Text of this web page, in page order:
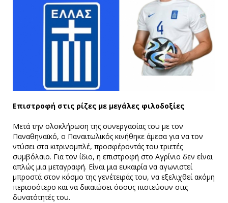
Επιστροφή στις ρίζες με μεγάλες φιλοδοξίες
Μετά την ολοκλήρωση της συνεργασίας του με τον
Παναθηναϊκό, ο Παναιτωλικός κινήθηκε άμεσα για να τον
ντύσει στα κιτρινομπλέ, προσφέροντάς του τριετές
συμβόλαιο. Για τον ίδιο, η επιστροφή στο Αγρίνιο δεν είναι
απλώς μια μεταγραφή. Είναι μια ευκαιρία να αγωνιστεί
μπροστά στον κόσμο της γενέτειράς του, να εξελιχθεί ακόμη
περισσότερο και να δικαιώσει όσους πιστεύουν στις
δυνατότητές του.